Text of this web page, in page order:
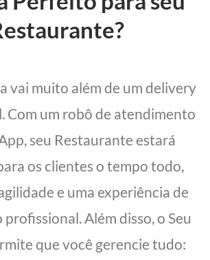
vai muito além de um delivery
Com um robô de atendimento
seu Restaurante estará
os clientes o tempo todo,
e uma experiência de
Além disso, o Seu
que você gerencie tudo: